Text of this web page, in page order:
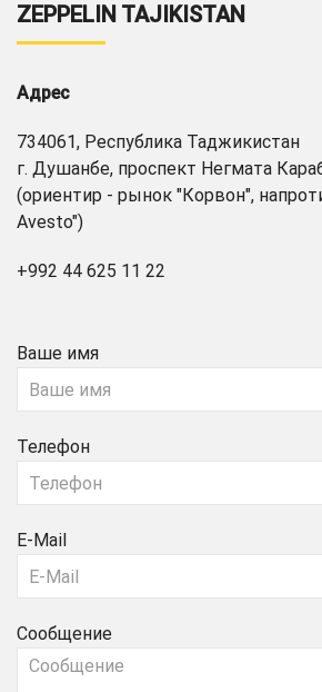
ZEPPELIN TAJIKISTAN
Адрес
734061, Республика Таджикистан
г. Душанбе, проспект Негмата
(ориентир - рынок "Корвон",
Avesto")
+992 44 625 11 22
Ваше имя
Телефон
E-Mail
Сообщение